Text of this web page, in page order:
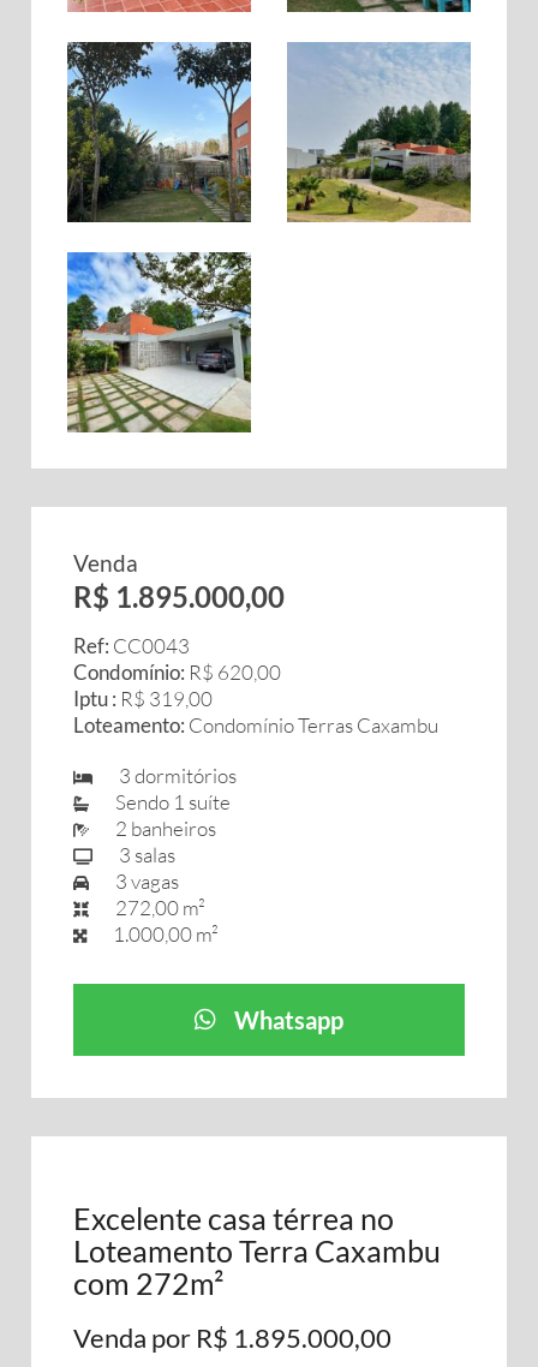
Venda
R$ 1.895.000,00
Ref: CC0043
Condomínio: R$ 620,00
Iptu : R$ 319,00
Loteamento: Condomínio Terras Caxambu
3 dormitórios
Sendo 1 suíte
2 banheiros
3 salas
3 vagas
272,00 m²
1.000,00 m²
Whatsapp
Excelente casa térrea no
Loteamento Terra Caxambu
com 272m²
Venda por R$ 1.895.000,00